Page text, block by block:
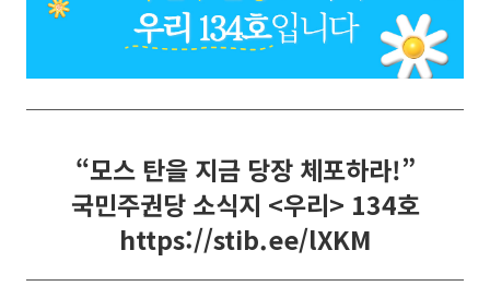
“모스 탄을 지금 당장 체포하라!”
국민주권당 소식지 <우리> 134호
https://stib.ee/lXKM